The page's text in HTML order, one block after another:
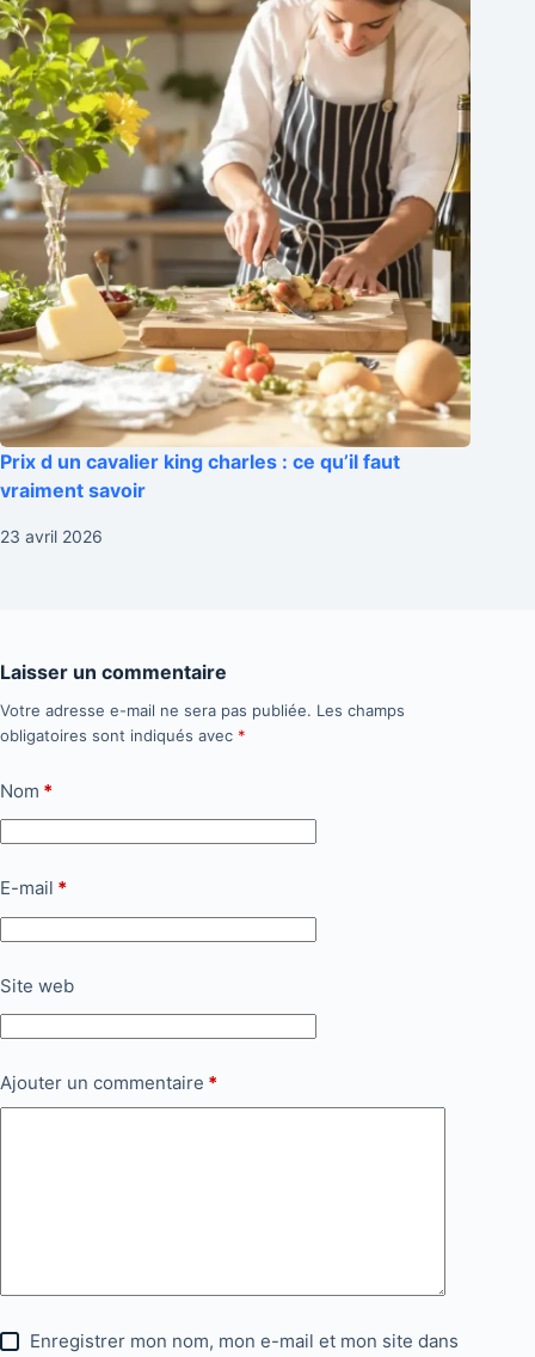
Prix d un cavalier king charles : ce qu’il faut
vraiment savoir
23 avril 2026
Laisser un commentaire
Votre adresse e-mail ne sera pas publiée. Les champs
obligatoires sont indiqués avec *
Nom *
E-mail *
Site web
Ajouter un commentaire *
Enregistrer mon nom, mon e-mail et mon site dans